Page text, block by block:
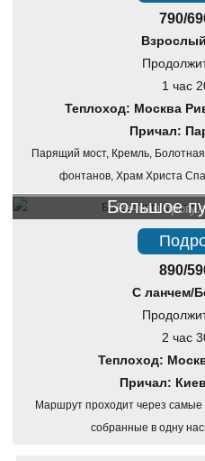
790/
1 час
Теплоход: Москва
Причал:
Парящий мост, Кремль,
фонтанов, Храм Христа
Речная
Большое
890/
С ланчем/
2 час
Теплоход:
Причал:
Маршрут проходит через
собранные в одну